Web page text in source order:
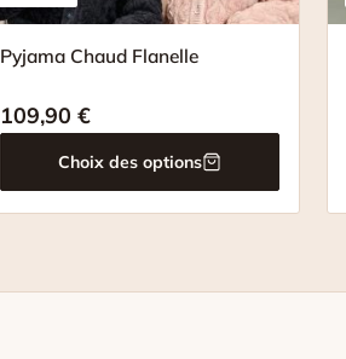
Pyjama Chaud Flanelle
109,90 €
Choix des options